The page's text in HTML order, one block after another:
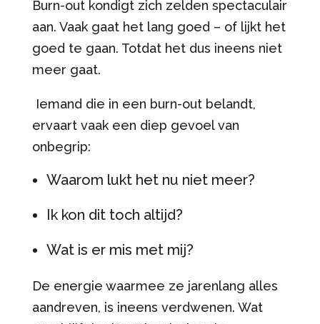
Burn-out kondigt zich zelden spectaculair
aan. Vaak gaat het lang goed – of lijkt het
goed te gaan. Totdat het dus ineens niet
meer gaat.
Iemand die in een burn-out belandt,
ervaart vaak een diep gevoel van
onbegrip:
Waarom lukt het nu niet meer?
Ik kon dit toch altijd?
Wat is er mis met mij?
De energie waarmee ze jarenlang alles
aandreven, is ineens verdwenen. Wat